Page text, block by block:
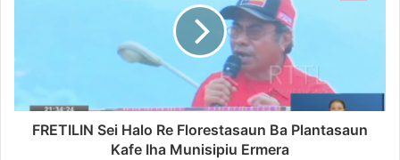
FRETILIN Sei Halo Re Florestasaun Ba Plantasaun
Kafe Iha Munisipiu Ermera